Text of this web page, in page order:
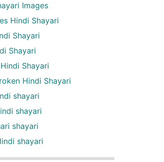
Images
Hindi Shayari
Shayari
Shayari
Shayari
Hindi Shayari
shayari
shayari
shayari
shayari